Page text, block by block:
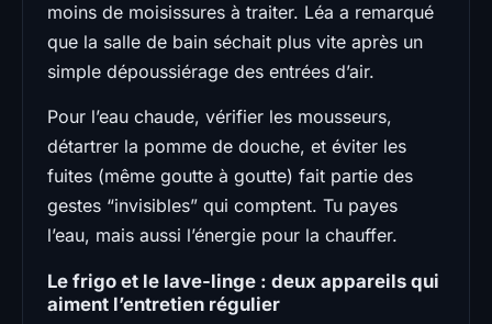
moins de moisissures à traiter. Léa a remarqué
que la salle de bain séchait plus vite après un
simple dépoussiérage des entrées d’air.
Pour l’eau chaude, vérifier les mousseurs,
détartrer la pomme de douche, et éviter les
fuites (même goutte à goutte) fait partie des
gestes “invisibles” qui comptent. Tu payes
l’eau, mais aussi l’énergie pour la chauffer.
Le frigo et le lave-linge : deux appareils qui
aiment l’entretien régulier